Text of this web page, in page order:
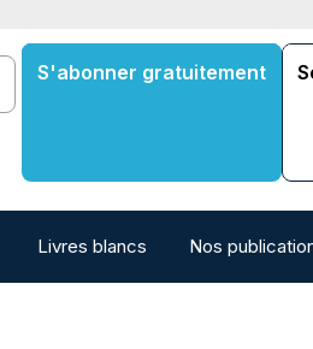
S'abonner gratuitement
Livres blancs Nos